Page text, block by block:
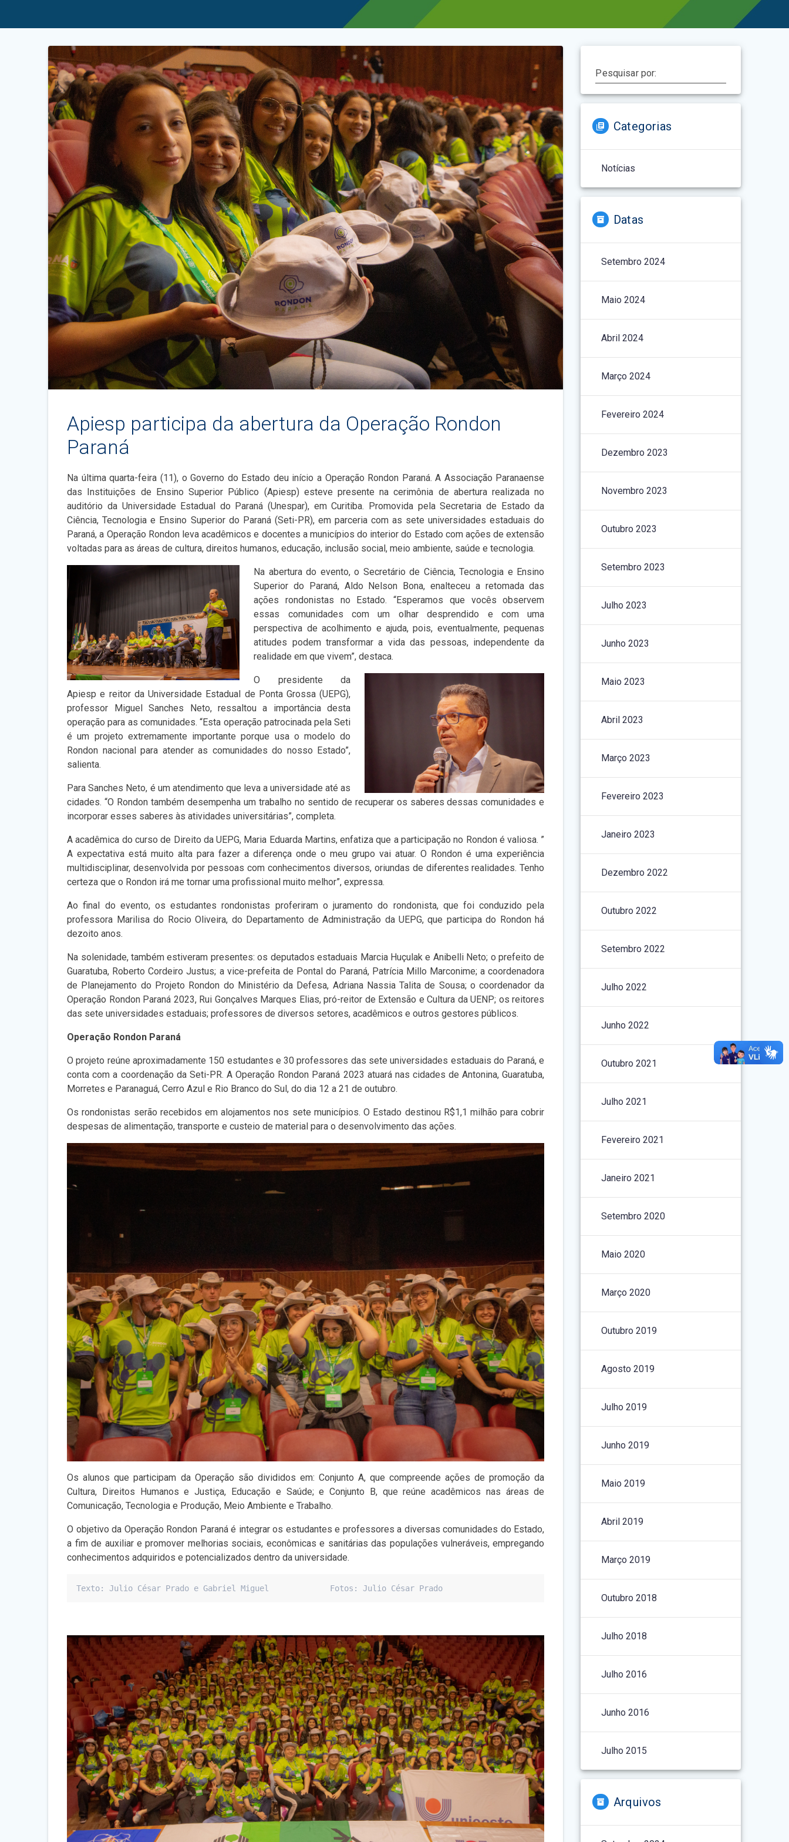
Apiesp participa da abertura da Operação Rondon
Paraná
Na última quarta-feira (11), o Governo do Estado deu início a Operação Rondon Paraná. A Associação Paranaense
das Instituições de Ensino Superior Público (Apiesp) esteve presente na cerimônia de abertura realizada no
auditório da Universidade Estadual do Paraná (Unespar), em Curitiba. Promovida pela Secretaria de Estado da
Ciência, Tecnologia e Ensino Superior do Paraná (Seti-PR), em parceria com as sete universidades estaduais do
Paraná, a Operação Rondon leva acadêmicos e docentes a municípios do interior do Estado com ações de extensão
voltadas para as áreas de cultura, direitos humanos, educação, inclusão social, meio ambiente, saúde e tecnologia.
Na abertura do evento, o Secretário de Ciência, Tecnologia e Ensino
Superior do Paraná, Aldo Nelson Bona, enalteceu a retomada das
ações rondonistas no Estado. “Esperamos que vocês observem
essas comunidades com um olhar desprendido e com uma
perspectiva de acolhimento e ajuda, pois, eventualmente, pequenas
atitudes podem transformar a vida das pessoas, independente da
realidade em que vivem”, destaca.
O presidente da
Apiesp e reitor da Universidade Estadual de Ponta Grossa (UEPG),
professor Miguel Sanches Neto, ressaltou a importância desta
operação para as comunidades. “Esta operação patrocinada pela Seti
é um projeto extremamente importante porque usa o modelo do
Rondon nacional para atender as comunidades do nosso Estado”,
salienta.
Para Sanches Neto, é um atendimento que leva a universidade até as
cidades. “O Rondon também desempenha um trabalho no sentido de recuperar os saberes dessas comunidades e
incorporar esses saberes às atividades universitárias”, completa.
A acadêmica do curso de Direito da UEPG, Maria Eduarda Martins, enfatiza que a participação no Rondon é valiosa. ”
A expectativa está muito alta para fazer a diferença onde o meu grupo vai atuar. O Rondon é uma experiência
multidisciplinar, desenvolvida por pessoas com conhecimentos diversos, oriundas de diferentes realidades. Tenho
certeza que o Rondon irá me tornar uma profissional muito melhor”, expressa.
Ao final do evento, os estudantes rondonistas proferiram o juramento do rondonista, que foi conduzido pela
professora Marilisa do Rocio Oliveira, do Departamento de Administração da UEPG, que participa do Rondon há
dezoito anos.
Na solenidade, também estiveram presentes: os deputados estaduais Marcia Huçulak e Anibelli Neto; o prefeito de
Guaratuba, Roberto Cordeiro Justus; a vice-prefeita de Pontal do Paraná, Patrícia Millo Marconime; a coordenadora
de Planejamento do Projeto Rondon do Ministério da Defesa, Adriana Nassia Talita de Sousa; o coordenador da
Operação Rondon Paraná 2023, Rui Gonçalves Marques Elias, pró-reitor de Extensão e Cultura da UENP; os reitores
das sete universidades estaduais; professores de diversos setores, acadêmicos e outros gestores públicos.
Operação Rondon Paraná
O projeto reúne aproximadamente 150 estudantes e 30 professores das sete universidades estaduais do Paraná, e
conta com a coordenação da Seti-PR. A Operação Rondon Paraná 2023 atuará nas cidades de Antonina, Guaratuba,
Morretes e Paranaguá, Cerro Azul e Rio Branco do Sul, do dia 12 a 21 de outubro.
Os rondonistas serão recebidos em alojamentos nos sete municípios. O Estado destinou R$1,1 milhão para cobrir
despesas de alimentação, transporte e custeio de material para o desenvolvimento das ações.
Os alunos que participam da Operação são divididos em: Conjunto A, que compreende ações de promoção da
Cultura, Direitos Humanos e Justiça, Educação e Saúde; e Conjunto B, que reúne acadêmicos nas áreas de
Comunicação, Tecnologia e Produção, Meio Ambiente e Trabalho.
O objetivo da Operação Rondon Paraná é integrar os estudantes e professores a diversas comunidades do Estado,
a fim de auxiliar e promover melhorias sociais, econômicas e sanitárias das populações vulneráveis, empregando
conhecimentos adquiridos e potencializados dentro da universidade.
Texto: Julio César Prado e Gabriel Miguel             Fotos: Julio César Prado
Pesquisar por:
Categorias
Notícias
Datas
Setembro 2024
Maio 2024
Abril 2024
Março 2024
Fevereiro 2024
Dezembro 2023
Novembro 2023
Outubro 2023
Setembro 2023
Julho 2023
Junho 2023
Maio 2023
Abril 2023
Março 2023
Fevereiro 2023
Janeiro 2023
Dezembro 2022
Outubro 2022
Setembro 2022
Julho 2022
Junho 2022
Outubro 2021
Julho 2021
Fevereiro 2021
Janeiro 2021
Setembro 2020
Maio 2020
Março 2020
Outubro 2019
Agosto 2019
Julho 2019
Junho 2019
Maio 2019
Abril 2019
Março 2019
Outubro 2018
Julho 2018
Julho 2016
Junho 2016
Julho 2015
Arquivos